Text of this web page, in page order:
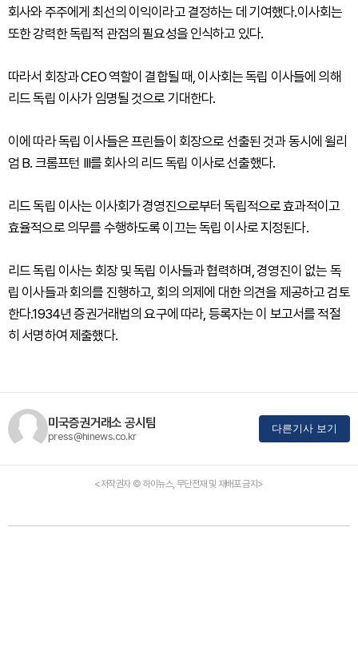
회사와 주주에게 최선의 이익이라고 결정하는 데 기여했다.이사회는
또한 강력한 독립적 관점의 필요성을 인식하고 있다.
따라서 회장과 CEO 역할이 결합될 때, 이사회는 독립 이사들에 의해
리드 독립 이사가 임명될 것으로 기대한다.
이에 따라 독립 이사들은 프린들이 회장으로 선출된 것과 동시에 윌리
엄 B. 크롬프턴 III를 회사의 리드 독립 이사로 선출했다.
리드 독립 이사는 이사회가 경영진으로부터 독립적으로 효과적이고
효율적으로 의무를 수행하도록 이끄는 독립 이사로 지정된다.
리드 독립 이사는 회장 및 독립 이사들과 협력하며, 경영진이 없는 독
립 이사들과 회의를 진행하고, 회의 의제에 대한 의견을 제공하고 검토
한다.1934년 증권거래법의 요구에 따라, 등록자는 이 보고서를 적절
히 서명하여 제출했다.
미국증권거래소 공시팀
press@hinews.co.kr
다른기사 보기
<저작권자 © 하이뉴스, 무단전재 및 재배포 금지>